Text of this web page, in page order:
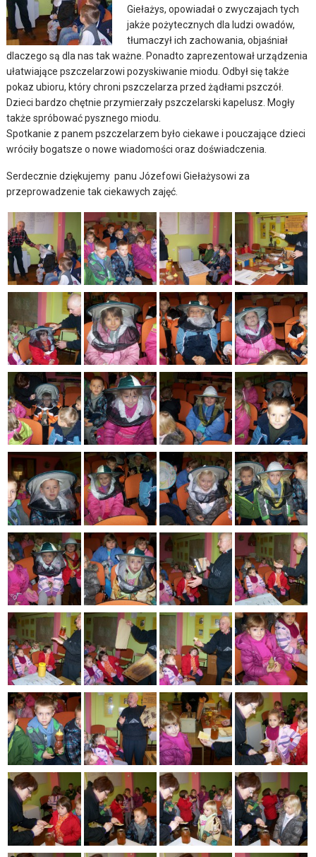
Giełażys, opowiadał o zwyczajach tych
jakże pożytecznych dla ludzi owadów,
tłumaczył ich zachowania, objaśniał
dlaczego są dla nas tak ważne. Ponadto zaprezentował urządzenia
ułatwiające pszczelarzowi pozyskiwanie miodu. Odbył się także
pokaz ubioru, który chroni pszczelarza przed żądłami pszczół.
Dzieci bardzo chętnie przymierzały pszczelarski kapelusz. Mogły
także spróbować pysznego miodu.
Spotkanie z panem pszczelarzem było ciekawe i pouczające dzieci
wróciły bogatsze o nowe wiadomości oraz doświadczenia.
Serdecznie dziękujemy panu Józefowi Giełażysowi za
przeprowadzenie tak ciekawych zajęć.